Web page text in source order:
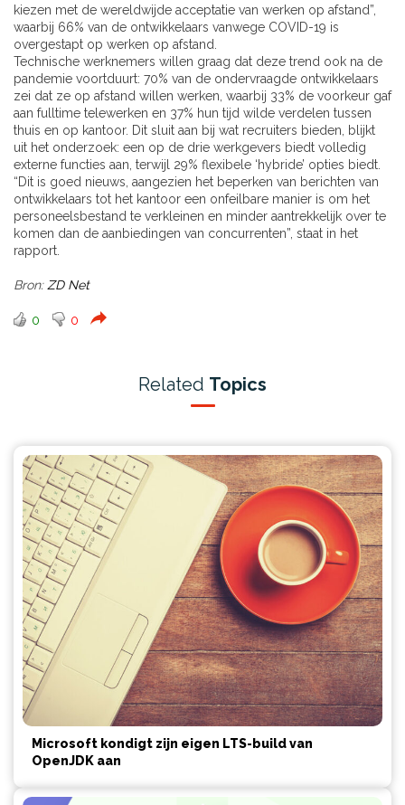
kiezen met de wereldwijde acceptatie van werken op afstand”,
waarbij 66% van de ontwikkelaars vanwege COVID-19 is
overgestapt op werken op afstand.
Technische werknemers willen graag dat deze trend ook na de
pandemie voortduurt: 70% van de ondervraagde ontwikkelaars
zei dat ze op afstand willen werken, waarbij 33% de voorkeur gaf
aan fulltime telewerken en 37% hun tijd wilde verdelen tussen
thuis en op kantoor. Dit sluit aan bij wat recruiters bieden, blijkt
uit het onderzoek: een op de drie werkgevers biedt volledig
externe functies aan, terwijl 29% flexibele ‘hybride’ opties biedt.
“Dit is goed nieuws, aangezien het beperken van berichten van
ontwikkelaars tot het kantoor een onfeilbare manier is om het
personeelsbestand te verkleinen en minder aantrekkelijk over te
komen dan de aanbiedingen van concurrenten”, staat in het
rapport.
Bron:ZD Net
0 0
Related Topics
Microsoft kondigt zijn eigen LTS-build van
OpenJDK aan